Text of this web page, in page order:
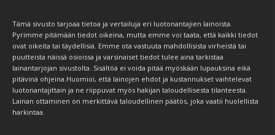
Tämä sivusto tarjoaa tietoa ja vertailuja eri luotonantajien lainoista.
Pyrimme pitämään tiedot oikeina, mutta emme voi taata, että kaikki tiedot
ovat oikeita tai täydellisiä. Emme ota vastuuta mahdollisista virheistä tai
puutteista näissä osioissa ja varsinaiset tiedot tulee aina tarkistaa
lainantarjojan sivustolta. Sisältöä ei voida pitää myöskään lupauksina eikä
pitävinä ohjeina.Huomioi, että lainojen ehdot ja kustannukset vaihtelevat
luotonantajittain ja ne riippuvat myös hakijan taloudellisesta tilanteesta.
Lainan ottaminen on merkittävä taloudellinen päätös, joka vaatii huolellista
harkintaa.